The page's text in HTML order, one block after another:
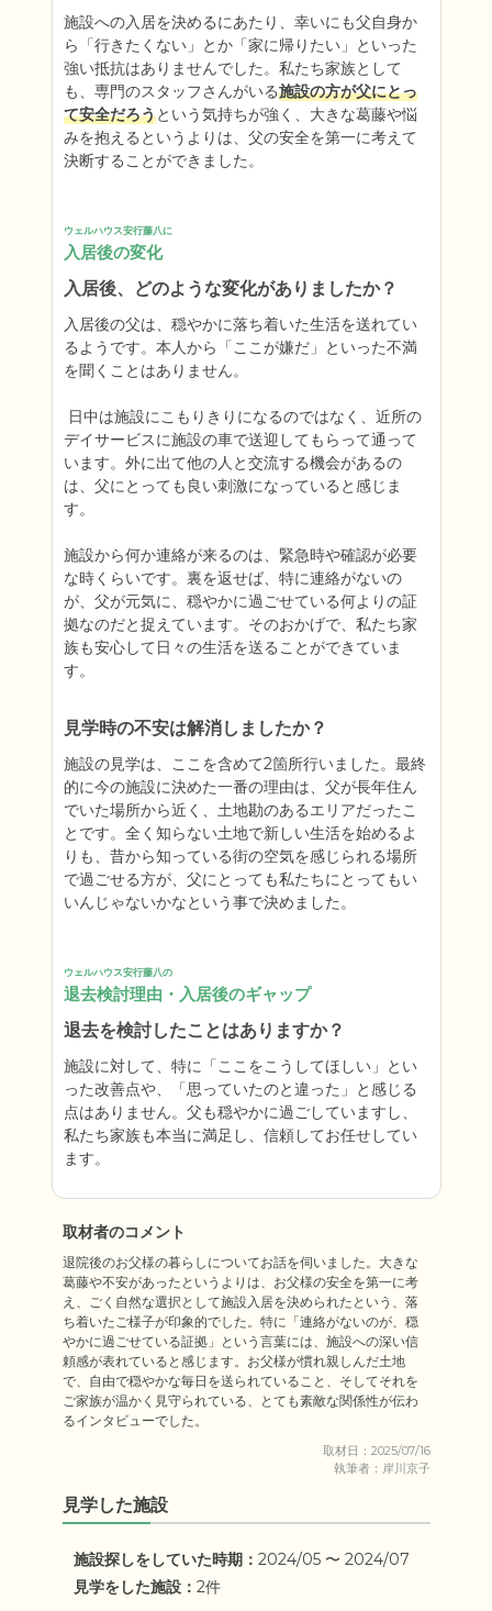
施設への入居を決めるにあたり、幸いにも父自身か
ら「行きたくない」とか「家に帰りたい」といった
強い抵抗はありませんでした。私たち家族として
も、専門のスタッフさんがいる施設の方が父にとっ
て安全だろうという気持ちが強く、大きな葛藤や悩
みを抱えるというよりは、父の安全を第一に考えて
決断することができました。
ウェルハウス安行藤八に
入居後の変化
入居後、どのような変化がありましたか？
入居後の父は、穏やかに落ち着いた生活を送れてい
るようです。本人から「ここが嫌だ」といった不満
を聞くことはありません。
デイサービスに施設の車で送迎してもらって通って
います。外に出て他の人と交流する機会があるの
は、父にとっても良い刺激になっていると感じま
す。
施設から何か連絡が来るのは、緊急時や確認が必要
な時くらいです。裏を返せば、特に連絡がないの
が、父が元気に、穏やかに過ごせている何よりの証
拠なのだと捉えています。そのおかげで、私たち家
族も安心して日々の生活を送ることができていま
見学時の不安は解消しましたか？
施設の見学は、ここを含めて2箇所行いました。最終
的に今の施設に決めた一番の理由は、父が長年住ん
でいた場所から近く、土地勘のあるエリアだったこ
とです。全く知らない土地で新しい生活を始めるよ
りも、昔から知っている街の空気を感じられる場所
で過ごせる方が、父にとっても私たちにとってもい
いんじゃないかなという事で決めました。
ウェルハウス安行藤八の
退去検討理由・入居後のギャップ
退去を検討したことはありますか？
施設に対して、特に「ここをこうしてほしい」とい
った改善点や、「思っていたのと違った」と感じる
点はありません。父も穏やかに過ごしていますし、
私たち家族も本当に満足し、信頼してお任せしてい
ます。
取材者のコメント
退院後のお父様の暮らしについてお話を伺いました。大きな
葛藤や不安があったというよりは、お父様の安全を第一に考
え、ごく自然な選択として施設入居を決められたという、落
ち着いたご様子が印象的でした。特に「連絡がないのが、穏
やかに過ごせている証拠」という言葉には、施設への深い信
頼感が表れていると感じます。お父様が慣れ親しんだ土地
で、自由で穏やかな毎日を送られていること、そしてそれを
ご家族が温かく見守られている、とても素敵な関係性が伝わ
るインタビューでした。
取材日：2025/07/16
執筆者：岸川京子
見学した施設
施設探しをしていた時期： 2024/05 〜 2024/07
見学をした施設： 2件